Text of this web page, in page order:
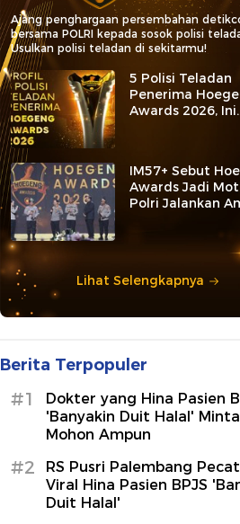
Ajang penghargaan persembahan
bersama POLRI kepada sosok polisi
Usulkan polisi teladan di sekitarmu!
5 Polisi Teladan
Penerima
Awards 2026, Ini
Kategori dan
IM57+ Sebut
Awards Jadi
Polri Jalankan
Lihat Selengkapnya
Berita Terpopuler
#1
Dokter yang Hina Pasien
'Banyakin Duit Halal'
Mohon Ampun
#2
RS Pusri Palembang
Viral Hina Pasien BPJS
Duit Halal'